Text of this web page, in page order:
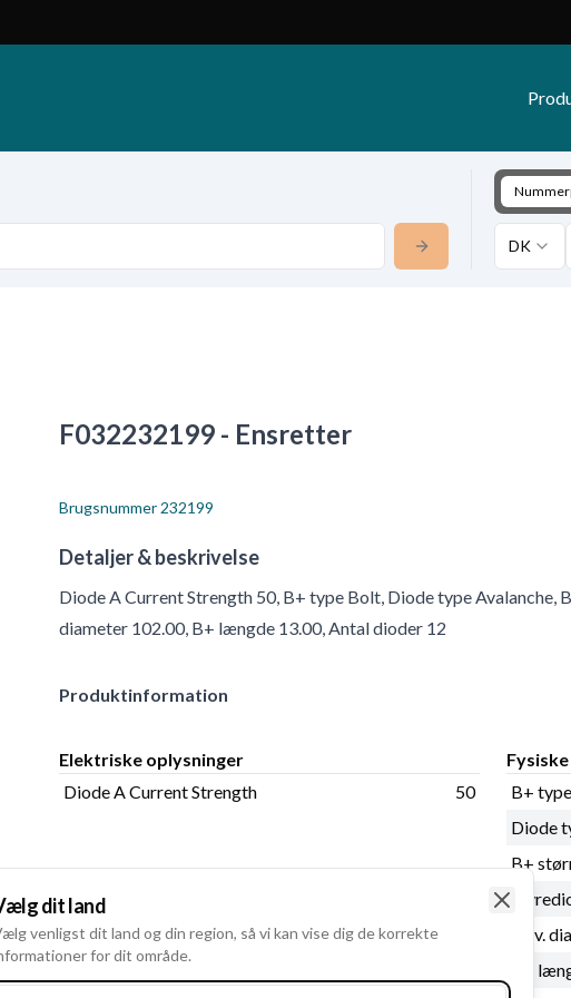
DK
F032232199 - Ensretter
Brugsnummer 232199
Detaljer & beskrivelse
Diode A Current Strength 50, B+ type Bolt, Diode type Avalanche,
diameter 102.00, B+ længde 13.00, Antal dioder 12
Produktinformation
Elektriske oplysninger
Diode A Current Strength
50
B+ type
Diode
B+
Udv.
B+
dit land
venligst dit land og din region, så vi kan vise dig de korrekte
for dit område.